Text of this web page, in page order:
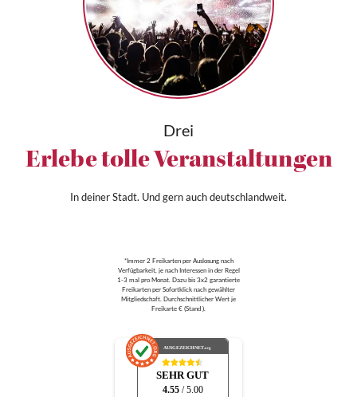
Drei
Erlebe tolle Veranstaltungen
In deiner Stadt. Und gern auch deutschlandweit.
*Immer 2 Freikarten per Auslosung nach
Verfügbarkeit, je nach Interessen in der Regel
1-3 mal pro Monat. Dazu bis 3x2 garantierte
Freikarten per Sofortklick nach gewählter
Mitgliedschaft. Durchschnittlicher Wert je
Freikarte € (Stand ).
AUSGEZEICHNET.org
SEHR GUT
4.55 / 5.00